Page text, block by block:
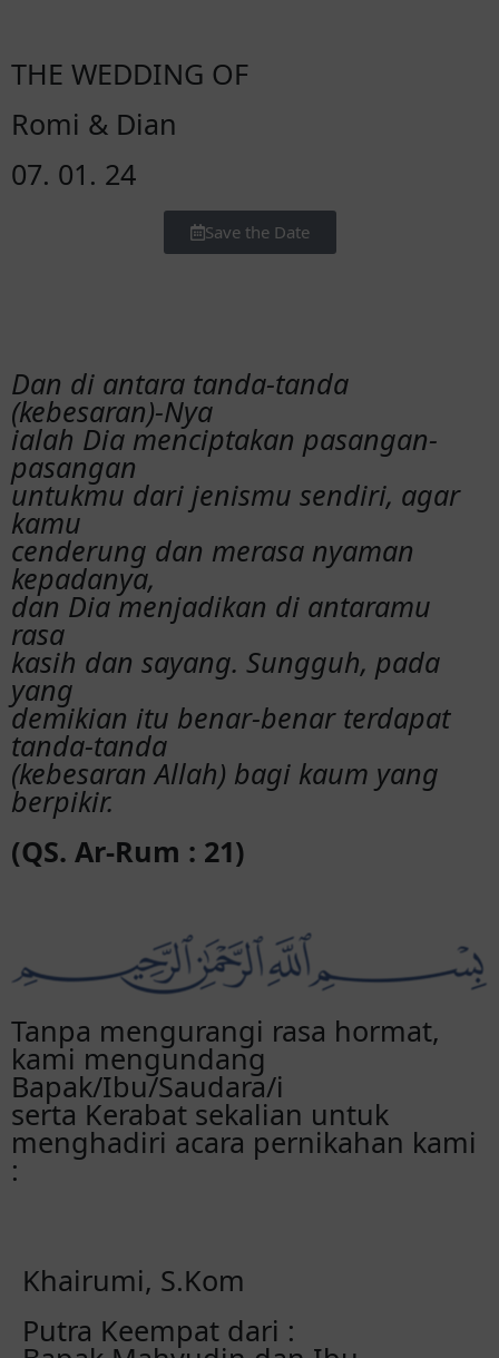
THE WEDDING OF
Romi & Dian
07. 01. 24
Save the Date
Dan di antara tanda-tanda
(kebesaran)-Nya
ialah Dia menciptakan pasangan-
pasangan
untukmu dari jenismu sendiri, agar
kamu
cenderung dan merasa nyaman
kepadanya,
dan Dia menjadikan di antaramu
rasa
kasih dan sayang. Sungguh, pada
yang
demikian itu benar-benar terdapat
tanda-tanda
(kebesaran Allah) bagi kaum yang
berpikir.
(QS. Ar-Rum : 21)
Tanpa mengurangi rasa hormat,
kami mengundang
Bapak/Ibu/Saudara/i
serta Kerabat sekalian untuk
menghadiri acara pernikahan kami
:
Khairumi, S.Kom
Putra Keempat dari :